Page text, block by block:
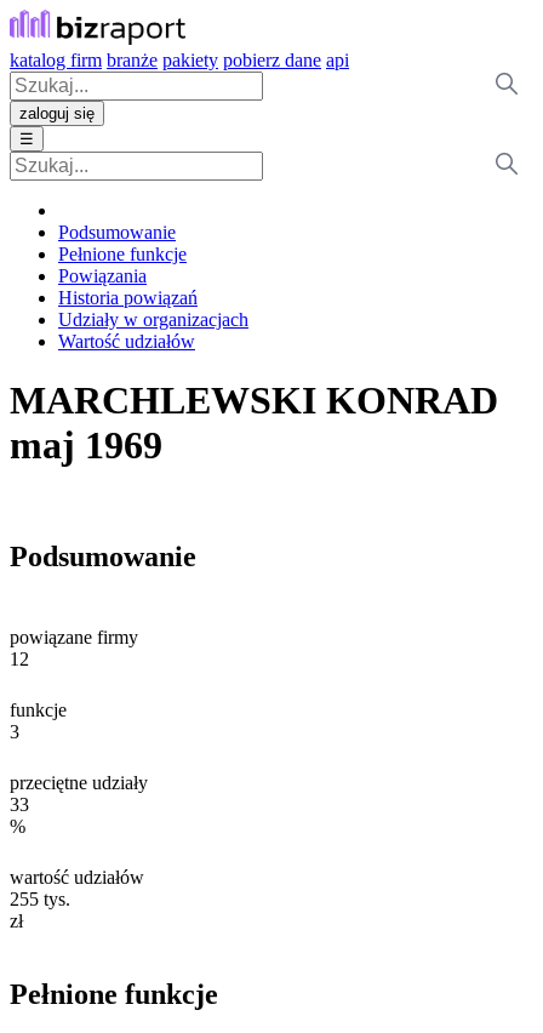
katalog firm branże pakiety pobierz dane api
zaloguj się
☰
Podsumowanie
Pełnione funkcje
Powiązania
Historia powiązań
Udziały w organizacjach
Wartość udziałów
MARCHLEWSKI KONRAD
maj 1969
Podsumowanie
powiązane firmy
12
funkcje
3
przeciętne udziały
33
%
wartość udziałów
255 tys.
zł
Pełnione funkcje